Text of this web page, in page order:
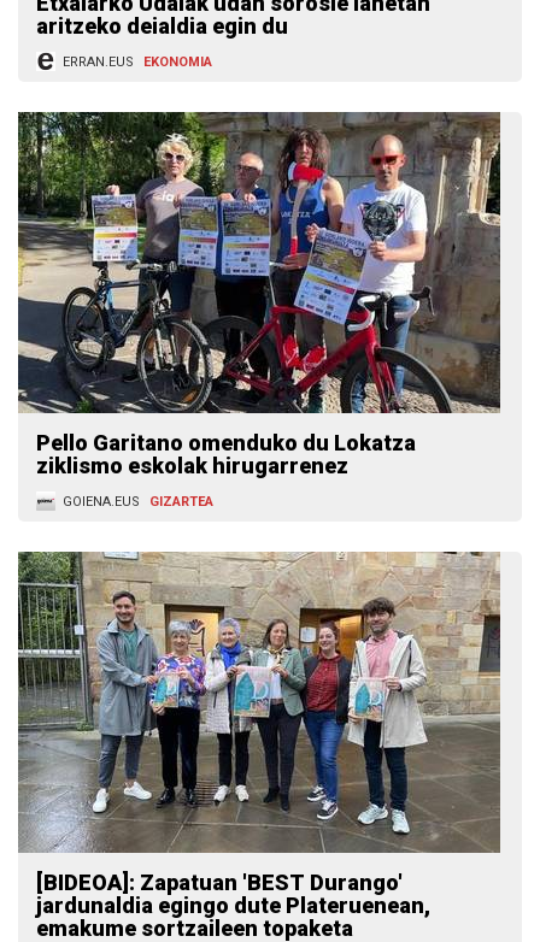
aritzeko deialdia egin du
ERRAN.EUS EKONOMIA
Pello Garitano omenduko du Lokatza
ziklismo eskolak hirugarrenez
GOIENA.EUS GIZARTEA
[BIDEOA]: Zapatuan 'BEST Durango'
jardunaldia egingo dute Plateruenean,
emakume sortzaileen topaketa